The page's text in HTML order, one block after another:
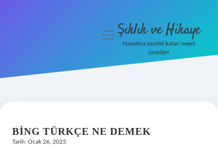
Olur
Yasal Uyarı
menüyüŞıklık ve Hikaye
Hayatına zarafet katan neşeli
öneriler!
BING TÜRKÇE NE DEMEK
Tarih: Ocak 26, 2025